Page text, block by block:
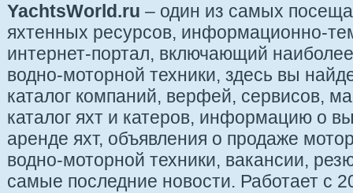
YachtsWorld.ru – один из самых
яхтенных ресурсов, информационно-
интернет-портал, включающий
водно-моторной техники, здесь вы
каталог компаний, верфей, сервисов,
каталог яхт и катеров, информацию о
аренде яхт, объявления о продаже
водно-моторной техники, вакансии,
самые последние новости. Работает с